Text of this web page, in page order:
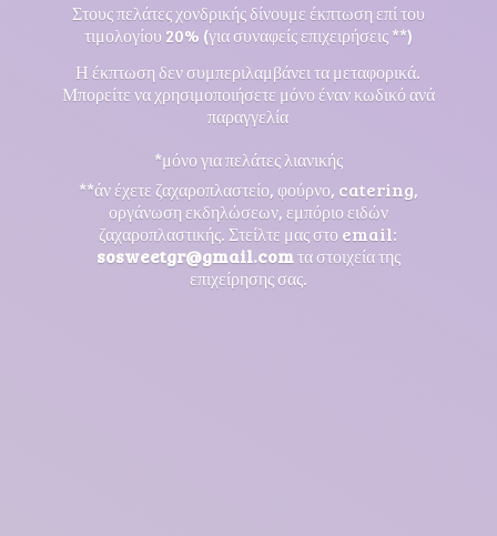
Στους πελάτες χονδρικής δίνουμε έκπτωση επί του
τιμολογίου 20% (για συναφείς επιχειρήσεις **)
Η έκπτωση δεν συμπεριλαμβάνει τα μεταφορικά.
Μπορείτε να χρησιμοποιήσετε μόνο έναν κωδικό ανά
παραγγελία
*μόνο για πελάτες λιανικής
**άν έχετε ζαχαροπλαστείο, φούρνο, catering,
οργάνωση εκδηλώσεων, εμπόριο ειδών
ζαχαροπλαστικής. Στείλτε μας στο email:
sosweetgr@gmail.comτα στοιχεία της
επιχείρησης σας.